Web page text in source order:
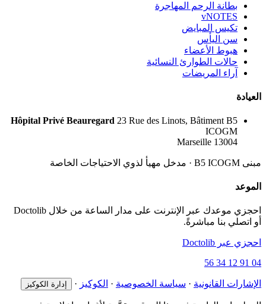
بطانة الرحم المهاجرة
vNOTES
تكيس المبايض
سن اليأس
هبوط الأعضاء
حالات الطوارئ النسائية
آراء المريضات
العيادة
Hôpital Privé Beauregard 23 Rue des Linots, Bâtiment B5
ICOGM
13004 Marseille
مبنى B5 ICOGM · مدخل مهيأ لذوي الاحتياجات الخاصة
الموعد
احجزي موعدك عبر الإنترنت على مدار الساعة من خلال Doctolib
أو اتصلي بنا مباشرةً.
احجزي عبر Doctolib
04 91 12 34 56
الإشارات القانونية · سياسة الخصوصية · الكوكيز · إدارة الكوكيز